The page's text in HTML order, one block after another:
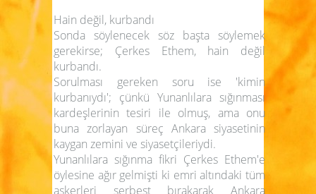
Hain değil, kurbandı
Sonda söylenecek söz başta söylemek
gerekirse; Çerkes Ethem, hain değil
kurbandı.
Sorulması gereken soru ise 'kimin
kurbanıydı'; çünkü Yunanlılara sığınması
kardeşlerinin tesiri ile olmuş, ama onu
buna zorlayan süreç Ankara siyasetinin
kaygan zemini ve siyasetçileriydi.
Yunanlılara sığınma fikri Çerkes Ethem'e
öylesine ağır gelmişti ki emri altındaki tüm
askerleri serbest bırakarak Ankara